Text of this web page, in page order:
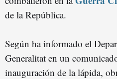
de la República.
Según ha informado el
Generalitat en un
inauguración de la lápida,